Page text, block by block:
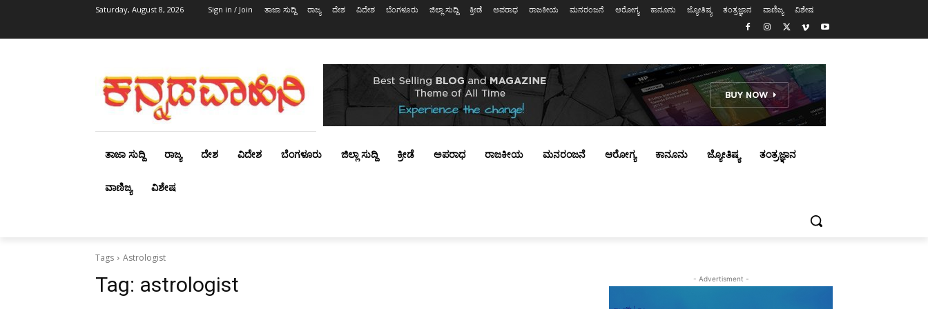
Saturday, August 8, 2026 Sign in / Join ತಾಜಾ ಸುದ್ದಿ ರಾಜ್ಯ ದೇಶ ವಿದೇಶ ಬೆಂಗಳೂರು ಜಿಲ್ಲಾ ಸುದ್ದಿ ಕ್ರೀಡೆ ಅಪರಾಧ ರಾಜಕೀಯ ಮನರಂಜನೆ ಆರೋಗ್ಯ ಕಾನೂನು ಜ್ಯೋತಿಷ್ಯ ತಂತ್ರಜ್ಞಾನ ವಾಣಿಜ್ಯ ವಿಶೇಷ
ತಾಜಾ ಸುದ್ದಿ ರಾಜ್ಯ ದೇಶ ವಿದೇಶ ಬೆಂಗಳೂರು ಜಿಲ್ಲಾ ಸುದ್ದಿ ಕ್ರೀಡೆ ಅಪರಾಧ ರಾಜಕೀಯ ಮನರಂಜನೆ ಆರೋಗ್ಯ ಕಾನೂನು ಜ್ಯೋತಿಷ್ಯ ತಂತ್ರಜ್ಞಾನ
ವಾಣಿಜ್ಯ ವಿಶೇಷ
Tags Astrologist
Tag: astrologist - Advertisment -